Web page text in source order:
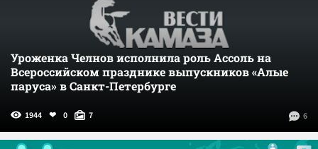
Уроженка Челнов исполнила роль Ассоль на
Всероссийском празднике выпускников «Алые
паруса» в Санкт-Петербурге
6
1944 0 7